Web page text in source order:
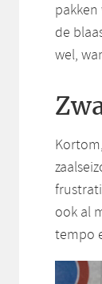
de
wel,
ook al
tempo